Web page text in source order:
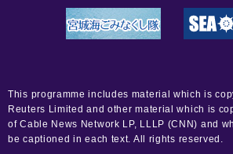
This programme includes material which is
Reuters Limited and other material which is
of Cable News Network LP, LLLP (CNN) and
be captioned in each text. All rights reserved.